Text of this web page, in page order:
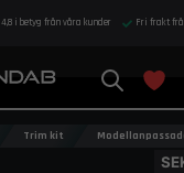
4,8 i betyg från våra kunder Fri frakt
Trim kit